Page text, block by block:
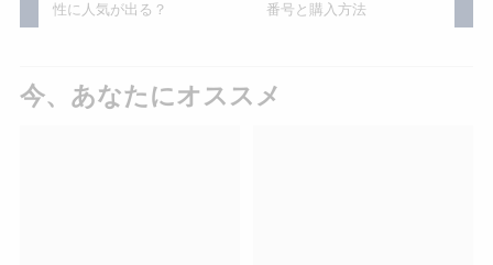
性に人気が出る？
番号と購入方法
今、あなたにオススメ